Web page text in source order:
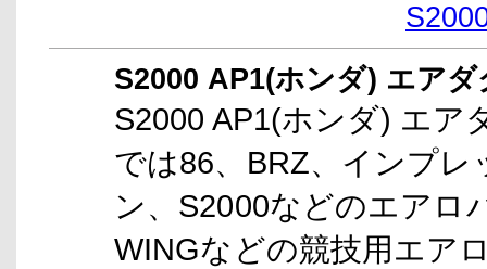
S2000 AP1(ホンダ) エア
S2000 AP1(ホンダ) エア
では86、BRZ、インプ
ン、S2000などのエアロ
WINGなどの競技用エア